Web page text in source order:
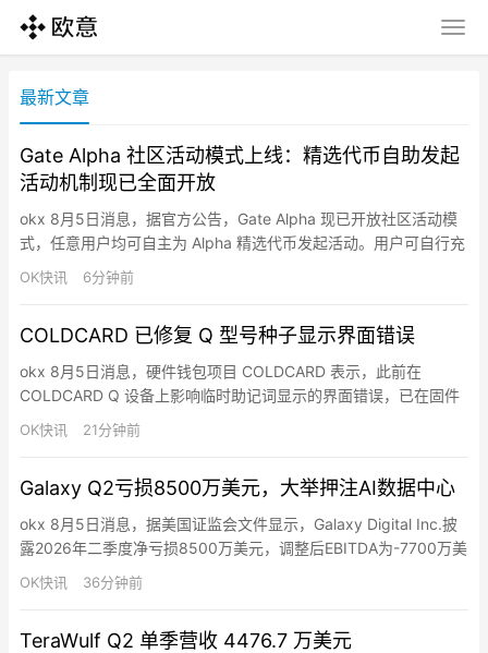
最新文章
Gate Alpha 社区活动模式上线：精选代币自助发起
活动机制现已全面开放
okx 8月5日消息，据官方公告，Gate Alpha 现已开放社区活动模
式，任意用户均可自主为 Alpha 精选代币发起活动。用户可自行充
值活动预算（最低 1,000 USDT 等值代币）、选择活动模式并提交
审核，审核通过后即可在 Gate Alpha 社区活动专区正式上线。目
交后 24 小时内完成…
OK快讯 6分钟前
COLDCARD 已修复 Q 型号种子显示界面错误
okx 8月5日消息，硬件钱包项目 COLDCARD 表示，此前在
COLDCARD Q 设备上影响临时助记词显示的界面错误，已在固件
版本 1.3.4Q 中修复，该版本于 2025-09-30 发布。此前有用户在
使用骰子掷点功能生成种子时遇到提示信息异常，COLDCARD 官
版固件消除…
OK快讯 21分钟前
Galaxy Q2亏损8500万美元，大举押注AI数据中心
okx 8月5日消息，据美国证监会文件显示，Galaxy Digital Inc.披
露2026年二季度净亏损8500万美元，调整后EBITDA为-7700万美
元，总权益约27亿美元，现金及稳定币约24.6亿美元。其Helios数
据中心一期在德州向CoreWeave交付133MW关键IT负载，预计自
OK快讯 36分钟前
TeraWulf Q2 单季营收 4476.7 万美元